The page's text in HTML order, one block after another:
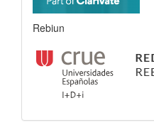
Rebiun